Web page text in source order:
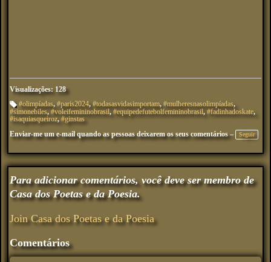
Visualizações: 128
M
ar
çõ
es
#olimpíadas, #paris2024,#todasasvidasimportam, #mulheresnasolimpíadas,
#simonebiles,#voleifemininobrasil, #equipedefutebolfemininobrasil, #fadinhadoskate,
#isaquiasqueiroz, #ginstas
Enviar-me um e-mail quando as pessoas deixarem os seus comentários –
Seguir
Para adicionar comentários, você deve ser membro de
Casa dos Poetas e da Poesia.
Join Casa dos Poetas e da Poesia
Comentários